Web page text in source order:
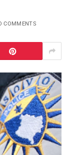
COMMENTS